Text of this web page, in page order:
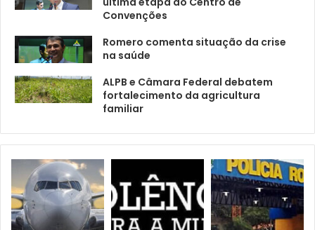
Convenções
Romero comenta situação da crise
na saúde
ALPB e Câmara Federal debatem
fortalecimento da agricultura
familiar